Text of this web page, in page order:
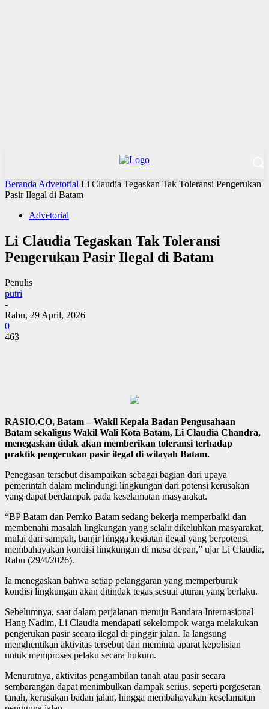
Beranda Advetorial Li Claudia Tegaskan Tak Toleransi Pengerukan
Pasir Ilegal di Batam
Advetorial
Li Claudia Tegaskan Tak Toleransi
Pengerukan Pasir Ilegal di Batam
Penulis
putri
-
Rabu, 29 April, 2026
0
463
RASIO.CO, Batam – Wakil Kepala Badan Pengusahaan
Batam sekaligus Wakil Wali Kota Batam, Li Claudia Chandra,
menegaskan tidak akan memberikan toleransi terhadap
praktik pengerukan pasir ilegal di wilayah Batam.
Penegasan tersebut disampaikan sebagai bagian dari upaya
pemerintah dalam melindungi lingkungan dari potensi kerusakan
yang dapat berdampak pada keselamatan masyarakat.
“BP Batam dan Pemko Batam sedang bekerja memperbaiki dan
membenahi masalah lingkungan yang selalu dikeluhkan masyarakat,
mulai dari sampah, banjir hingga kegiatan ilegal yang berpotensi
membahayakan kondisi lingkungan di masa depan,” ujar Li Claudia,
Rabu (29/4/2026).
Ia menegaskan bahwa setiap pelanggaran yang memperburuk
kondisi lingkungan akan ditindak tegas sesuai aturan yang berlaku.
Sebelumnya, saat dalam perjalanan menuju Bandara Internasional
Hang Nadim, Li Claudia mendapati sekelompok warga melakukan
pengerukan pasir secara ilegal di pinggir jalan. Ia langsung
menghentikan aktivitas tersebut dan meminta aparat kepolisian
untuk memproses pelaku secara hukum.
Menurutnya, aktivitas pengambilan tanah atau pasir secara
sembarangan dapat menimbulkan dampak serius, seperti pergeseran
tanah, kerusakan badan jalan, hingga membahayakan keselamatan